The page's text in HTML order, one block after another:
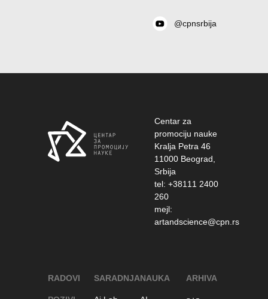
@cpnsrbija
Centar za
promociju nauke
Kralja Petra 46
11000 Beograd,
Srbija
tel: +38111 2400
260
mejl:
artandscience@cpn.rs
RADOVI SARADNJANAUKA ARHIVA